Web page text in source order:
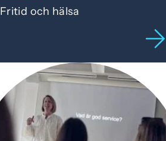
Fritid och hälsa